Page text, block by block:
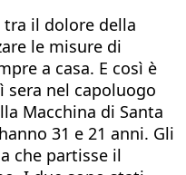
tra il dolore della
le misure di
a casa. E così è
sera nel capoluogo
Macchina di Santa
31 e 21 anni. Gli
che partisse il